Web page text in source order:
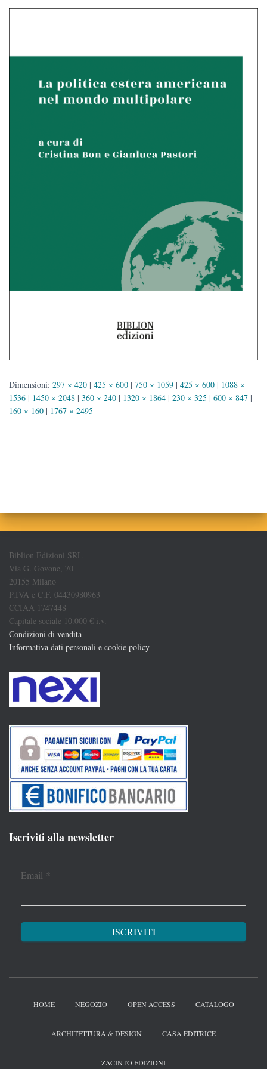
Dimensioni: 297 × 420 | 425 × 600 | 750 × 1059 | 425 × 600 | 1088 ×
1536 | 1450 × 2048 | 360 × 240 | 1320 × 1864 | 230 × 325 | 600 × 847 |
160 × 160 | 1767 × 2495
Biblion Edizioni SRL
Via G. Govone, 70
20155 Milano
P.IVA e C.F. 04430980963
CCIAA 1747448
Capitale sociale 10.000 € i.v.
Condizioni di vendita
Informativa dati personali e cookie policy
Iscriviti alla newsletter
Email *
HOME NEGOZIO OPEN ACCESS CATALOGO
ARCHITETTURA & DESIGN CASA EDITRICE
ZACINTO EDIZIONI